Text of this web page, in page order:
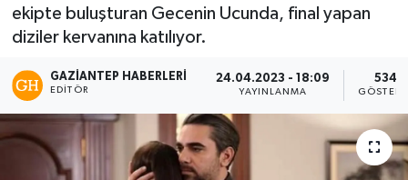
ekipte buluşturan Gecenin Ucunda, final yapan
diziler kervanına katılıyor.
GAZIANTEP HABERLERI
EDITÖR
24.04.2023 - 18:09
YAYINLANMA
534